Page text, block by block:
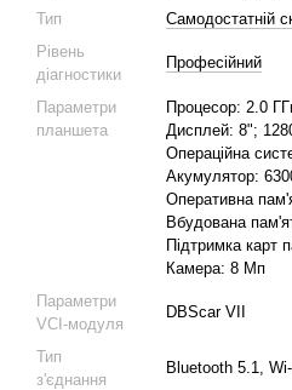
Тип
Самодостатній
Рівень
діагностики
Професійний
Параметри
планшета
Процесор: 2.0
Дисплей: 8";
Операційна
Акумулятор:
Оперативна
Вбудована
Підтримка карт
Камера: 8 Мп
Параметри
VCI-модуля
DBScar VII
Тип
з'єднання
Bluetooth 5.1,